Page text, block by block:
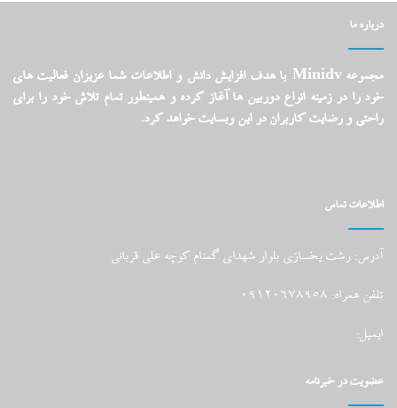
درباره ما
مجموعه Minidv با هدف افزایش دانش و اطلاعات شما عزیزان فعالیت های
خود را در زمینه انواع دوربین ها آغاز کرده و همینطور تمام تلاش خود را برای
راحتی و رضایت کاربران در این وبسایت خواهد کرد.
اطلاعات تماس
آدرس: رشت یخسازی بلوار شهدای گمنام کوچه علی قربانی
تلفن همراه: 09120678958
ایمیل:
عضویت در خبرنامه